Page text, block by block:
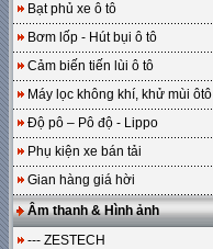
Bạt phủ xe ô tô
Bơm lốp - Hút bụi ô tô
Cảm biến tiến lùi ô tô
Máy lọc không khí, khử mùi ôtô
Độ pô – Pô độ - Lippo
Phụ kiện xe bán tải
Gian hàng giá hời
Âm thanh & Hình ảnh
--- ZESTECH